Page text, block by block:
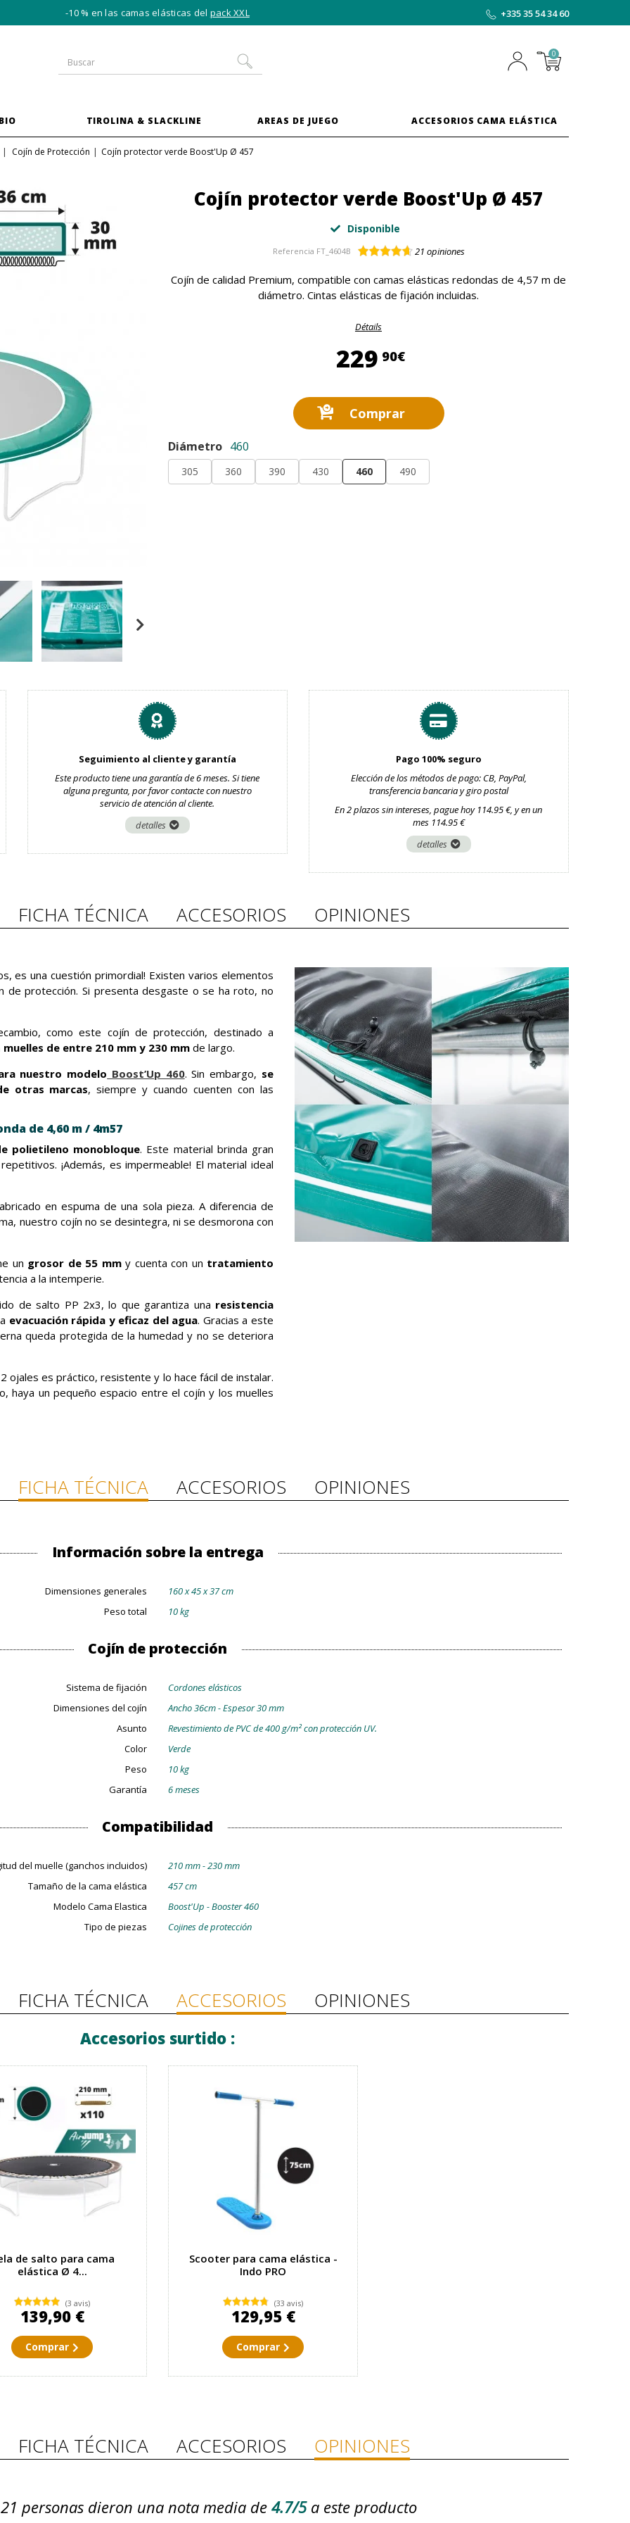
-10 % en las camas elásticas del pack XXL +335 35 54 34 60
0
TIROLINA & SLACKLINE AREAS DE JUEGO ACCESORIOS CAMA ELÁSTICA
Cojín de Protección Cojín protector verde Boost'Up Ø 457
Cojín protector verde Boost'Up Ø 457
Disponible
Referencia FT_4604B 21 opiniones
Cojín de calidad Premium, compatible con camas elásticas redondas de 4,57 m de
diámetro. Cintas elásticas de fijación incluidas.
Détails
229 90€229,90 €
Comprar
Diámetro 460
305 360 390 430 460 490
Seguimiento al cliente y garantía
Este producto tiene una garantía de 6 meses. Si tiene
alguna pregunta, por favor contacte con nuestro
servicio de atención al cliente.
detalles
Pago 100% seguro
Elección de los métodos de pago: CB, PayPal,
transferencia bancaria y giro postal
En 2 plazos sin intereses, pague hoy 114.95 €, y en un
mes 114.95 €
detalles
FICHA TÉCNICA ACCESORIOS OPINIONES
es una cuestión primordial! Existen varios elementos
de protección. Si presenta desgaste o se ha roto, no
como este cojín de protección, destinado a
muelles de entre 210 mm y 230 mm de largo.
nuestro modelo Boost’Up 460. Sin embargo, se
otras marcas, siempre y cuando cuenten con las
de 4,60 m / 4m57
polietileno monobloque. Este material brinda gran
¡Además, es impermeable! El material ideal
en espuma de una sola pieza. A diferencia de
nuestro cojín no se desintegra, ni se desmorona con
un grosor de 55 mmy cuenta con un tratamiento
a la intemperie.
de salto PP 2x3, lo que garantiza una resistencia
evacuación rápida y eficaz del agua. Gracias a este
queda protegida de la humedad y no se deteriora
ojales es práctico, resistente y lo hace fácil de instalar.
haya un pequeño espacio entre el cojín y los muelles
FICHA TÉCNICA ACCESORIOS OPINIONES
Información sobre la entrega
Dimensiones generales
160 x 45 x 37 cm
Peso total
10 kg
Cojín de protección
Sistema de fijación
Cordones elásticos
Dimensiones del cojín
Ancho 36cm - Espesor 30 mm
Asunto
Revestimiento de PVC de 400 g/m² con protección UV.
Color
Verde
Peso
10 kg
Garantía
6 meses
Compatibilidad
del muelle (ganchos incluidos)
210 mm - 230 mm
Tamaño de la cama elástica
457 cm
Modelo Cama Elastica
Boost'Up - Booster 460
Tipo de piezas
Cojines de protección
FICHA TÉCNICA ACCESORIOS OPINIONES
Accesorios surtido :
de salto para cama
elástica Ø 4...
(3 avis)
139,90 €
Comprar
Scooter para cama elástica -
Indo PRO
(33 avis)
129,95 €
Comprar
FICHA TÉCNICA ACCESORIOS OPINIONES
21 personas dieron una nota media de4.7/5 a este producto